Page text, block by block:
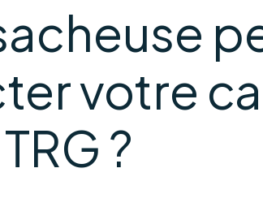
votre
TRG ?